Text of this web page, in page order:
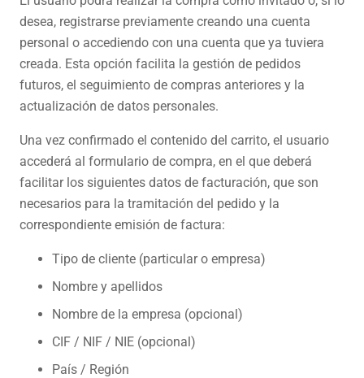
desea, registrarse previamente creando una cuenta
personal o accediendo con una cuenta que ya tuviera
creada. Esta opción facilita la gestión de pedidos
futuros, el seguimiento de compras anteriores y la
actualización de datos personales.
Una vez confirmado el contenido del carrito, el usuario
accederá al formulario de compra, en el que deberá
facilitar los siguientes datos de facturación, que son
necesarios para la tramitación del pedido y la
correspondiente emisión de factura:
Tipo de cliente (particular o empresa)
Nombre y apellidos
Nombre de la empresa (opcional)
CIF / NIF / NIE (opcional)
País / Región